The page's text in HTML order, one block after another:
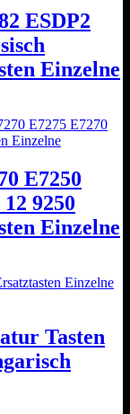
ESDP2
Einzelne
E7250
9250
Einzelne
Tasten